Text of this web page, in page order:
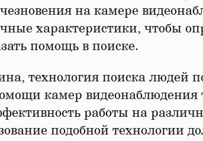
на камере
характеристики, чтобы
помощь в поиске.
технология поиска людей
камер видеонаблюдения
работы на
подобной технологии